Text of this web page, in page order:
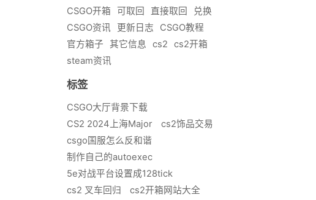
CSGO开箱 可取回 直接取回
兑换
CSGO资讯
更新日志
CSGO教程
官方箱子
其它信息 cs2
cs2开箱
steam资讯
标签
CSGO大厅背景下载
CS2 2024上海Major
cs2饰品交易
csgo国服怎么反和谐
制作自己的autoexec
5e对战平台设置成128tick
cs2 叉车回归
cs2开箱网站大全